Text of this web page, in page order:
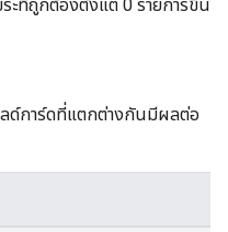
ที่ถูกต้องตั้งแต่ 0 รายการขึ้น
ลด์การ์ดที่แตกต่างกันมีผลต่อ